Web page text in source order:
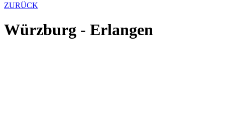
ZURÜCK
Würzburg - Erlangen